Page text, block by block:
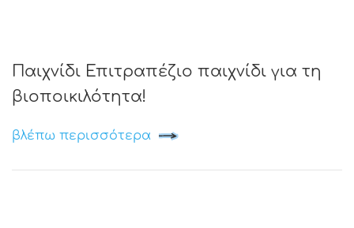
Παιχνίδι Επιτραπέζιο παιχνίδι για τη
βιοποικιλότητα!
βλέπω περισσότερα